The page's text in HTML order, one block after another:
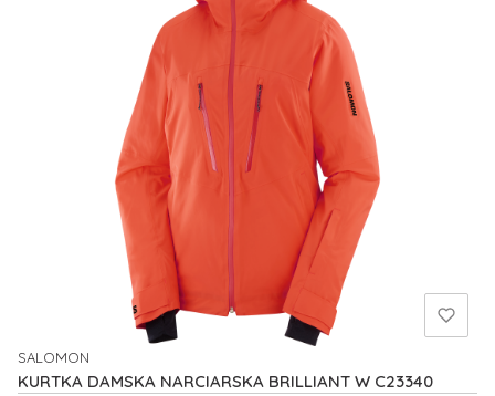
KURTKA DAMSKA NARCIARSKA BRILLIANT W C23340
PRODUCENT
SALOMON